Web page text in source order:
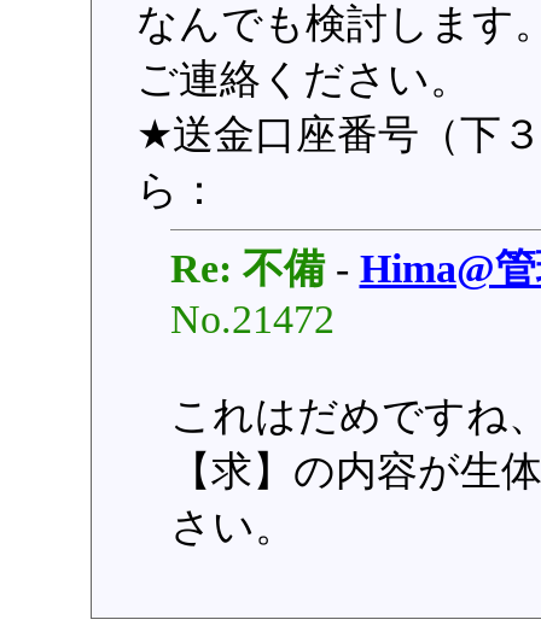
なんでも検討します
ご連絡ください。
★送金口座番号（下
ら：
Re: 不備- Hima@
No.21472
これはだめですね
【求】の内容が生
さい。